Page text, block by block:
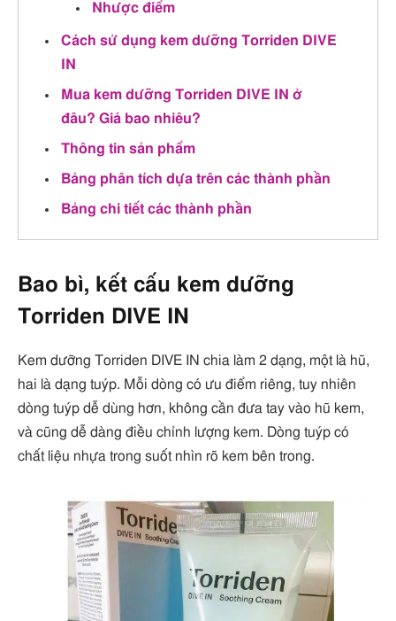
Nhược điểm
Cách sử dụng kem dưỡng Torriden DIVE
IN
Mua kem dưỡng Torriden DIVE IN ở
đâu? Giá bao nhiêu?
Thông tin sản phẩm
Bảng phân tích dựa trên các thành phần
Bảng chi tiết các thành phần
Bao bì, kết cấu kem dưỡng
Torriden DIVE IN
Kem dưỡng Torriden DIVE IN chia làm 2 dạng, một là hũ,
hai là dạng tuýp. Mỗi dòng có ưu điểm riêng, tuy nhiên
dòng tuýp dễ dùng hơn, không cần đưa tay vào hũ kem,
và cũng dễ dàng điều chỉnh lượng kem. Dòng tuýp có
chất liệu nhựa trong suốt nhìn rõ kem bên trong.